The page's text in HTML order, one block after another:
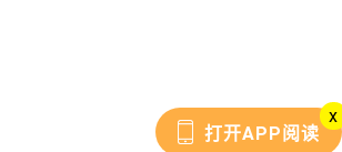
打开APP阅读
x